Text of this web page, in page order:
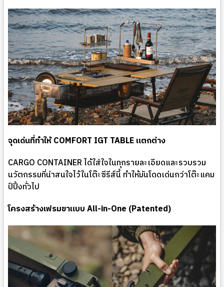
จุดเด่นที่ทำให้ COMFORT IGT TABLE แตกต่าง
CARGO CONTAINER ได้ใส่ใจในทุกรายละเอียดและรวบรวม
นวัตกรรมที่น่าสนใจไว้ในโต๊ะซีรีส์นี้ ทำให้มันโดดเด่นกว่าโต๊ะแคม
ป์ปิ้งทั่วไป
โครงสร้างเฟรมขาแบบ All-in-One (Patented)